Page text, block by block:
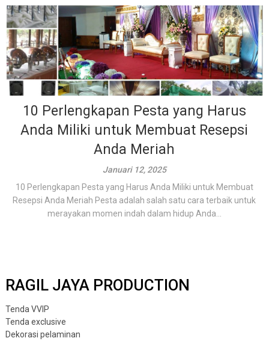
10 Perlengkapan Pesta yang Harus
Anda Miliki untuk Membuat Resepsi
Anda Meriah
Januari 12, 2025
10 Perlengkapan Pesta yang Harus Anda Miliki untuk Membuat
Resepsi Anda Meriah Pesta adalah salah satu cara terbaik untuk
merayakan momen indah dalam hidup Anda...
RAGIL JAYA PRODUCTION
Tenda VVIP
Tenda exclusive
Dekorasi pelaminan